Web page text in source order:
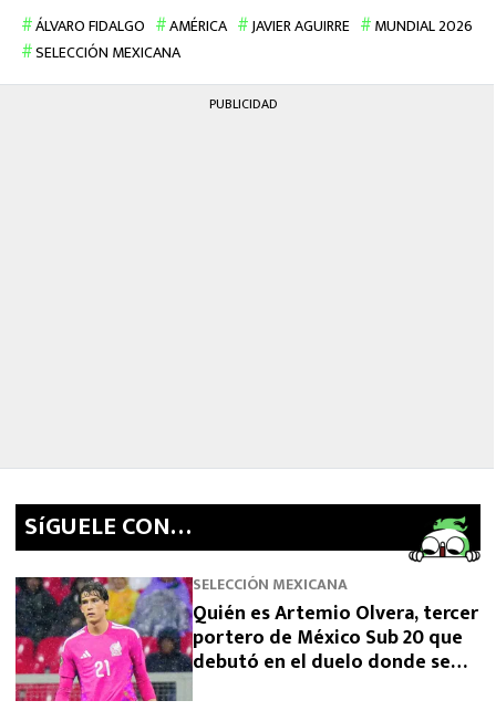
ÁLVARO FIDALGO AMÉRICA JAVIER AGUIRRE
MUNDIAL 2026
SELECCIÓN MEXICANA
PUBLICIDAD
SíGUELE CON…
SELECCIÓN MEXICANA
Quién es Artemio Olvera, tercer
portero de México Sub 20 que
debutó en el duelo donde se